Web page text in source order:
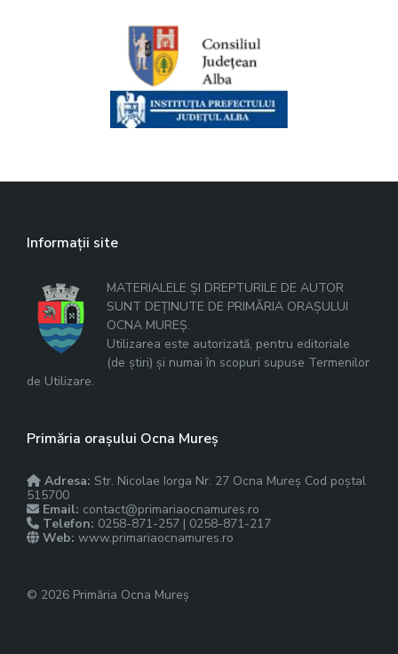
Informații site
MATERIALELE ȘI DREPTURILE DE AUTOR
SUNT DEȚINUTE DE PRIMĂRIA ORAȘULUI
OCNA MUREȘ.
Utilizarea este autorizată, pentru editoriale
(de știri) și numai în scopuri supuse Termenilor
de Utilizare.
Primăria orașului Ocna Mureș
Adresa: Str. Nicolae Iorga Nr. 27 Ocna Mureș Cod poștal
515700
Email: contact@primariaocnamures.ro
Telefon: 0258-871-257 | 0258-871-217
Web: www.primariaocnamures.ro
© 2026 Primăria Ocna Mureș